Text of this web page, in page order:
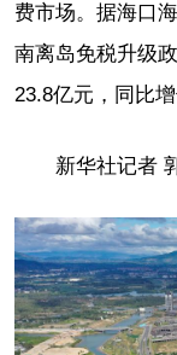
费市场。据海口
南离岛免税升级
23.8亿元，同比增
新华社记者